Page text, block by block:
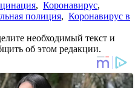
, Коронавирус,
полиция, Коронавирус в
необходимый текст и
об этом редакции.